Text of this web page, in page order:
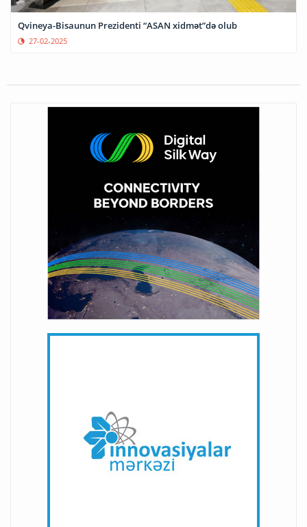
Qvineya-Bisaunun Prezidenti “ASAN xidmət”də olub
27-02-2025